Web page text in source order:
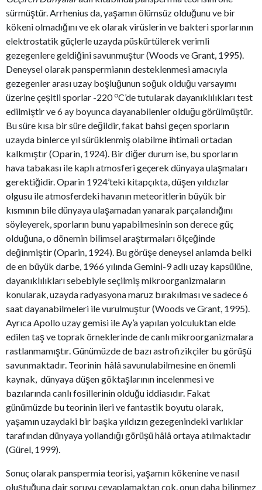
sürmüştür. Arrhenius da, yaşamın ölümsüz olduğunu ve bir
kökeni olmadığını ve ek olarak virüslerin ve bakteri sporlarının
elektrostatik güçlerle uzayda püskürtülerek verimli
gezegenlere geldiğini savunmuştur (Woods ve Grant, 1995).
Deneysel olarak panspermianın desteklenmesi amacıyla
gezegenler arası uzay boşluğunun soğuk olduğu varsayımı
üzerine çeşitli sporlar -220 oC’de tutularak dayanıklılıkları test
edilmiştir ve 6 ay boyunca dayanabilenler olduğu görülmüştür.
Bu süre kısa bir süre değildir, fakat bahsi geçen sporların
uzayda binlerce yıl sürüklenmiş olabilme ihtimali ortadan
kalkmıştır (Oparin, 1924). Bir diğer durum ise, bu sporların
hava tabakası ile kaplı atmosferi geçerek dünyaya ulaşmaları
gerektiğidir. Oparin 1924’teki kitapçıkta, düşen yıldızlar
olgusu ile atmosferdeki havanın meteoritlerin büyük bir
kısmının bile dünyaya ulaşamadan yanarak parçalandığını
söyleyerek, sporların bunu yapabilmesinin son derece güç
olduğuna, o dönemin bilimsel araştırmaları ölçeğinde
değinmiştir (Oparin, 1924). Bu görüşe deneysel anlamda belki
de en büyük darbe, 1966 yılında Gemini-9 adlı uzay kapsülüne,
dayanıklılıkları sebebiyle seçilmiş mikroorganizmaların
konularak, uzayda radyasyona maruz bırakılması ve sadece 6
saat dayanabilmeleri ile vurulmuştur (Woods ve Grant, 1995).
Ayrıca Apollo uzay gemisi ile Ay’a yapılan yolculuktan elde
edilen taş ve toprak örneklerinde de canlı mikroorganizmalara
rastlanmamıştır. Günümüzde de bazı astrofizikçiler bu görüşü
savunmaktadır. Teorinin hâlâ savunulabilmesine en önemli
kaynak, dünyaya düşen göktaşlarının incelenmesi ve
bazılarında canlı fosillerinin olduğu iddiasıdır. Fakat
günümüzde bu teorinin ileri ve fantastik boyutu olarak,
yaşamın uzaydaki bir başka yıldızın gezegenindeki varlıklar
tarafından dünyaya yollandığı görüşü hâlâ ortaya atılmaktadır
(Gürel, 1999).
Sonuç olarak panspermia teorisi, yaşamın kökenine ve nasıl
oluştuğuna dair soruyu cevaplamaktan çok, onun daha bilinmez